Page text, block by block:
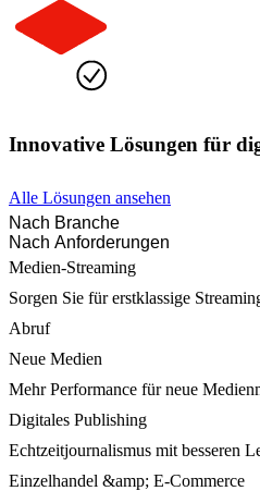
Innovative Lösungen für
Alle Lösungen ansehen
Nach Branche
Nach Anforderungen
Medien-Streaming
Sorgen Sie für erstklassige
Abruf
Neue Medien
Mehr Performance für neue
Digitales Publishing
Echtzeitjournalismus mit besseren
Einzelhandel &amp; E-Commerce